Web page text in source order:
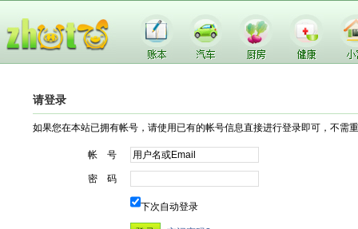
请登录
如果您在本站已拥有帐号，请使用已有的帐号信息直接进行登录即可，不需
帐 号
密 码
下次自动登录